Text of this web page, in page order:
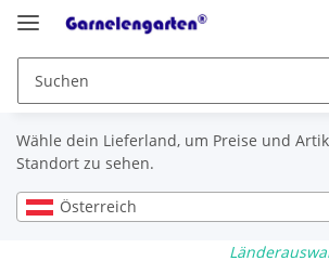
Wähle dein Lieferland, um Preise und
Standort zu sehen.
Österreich